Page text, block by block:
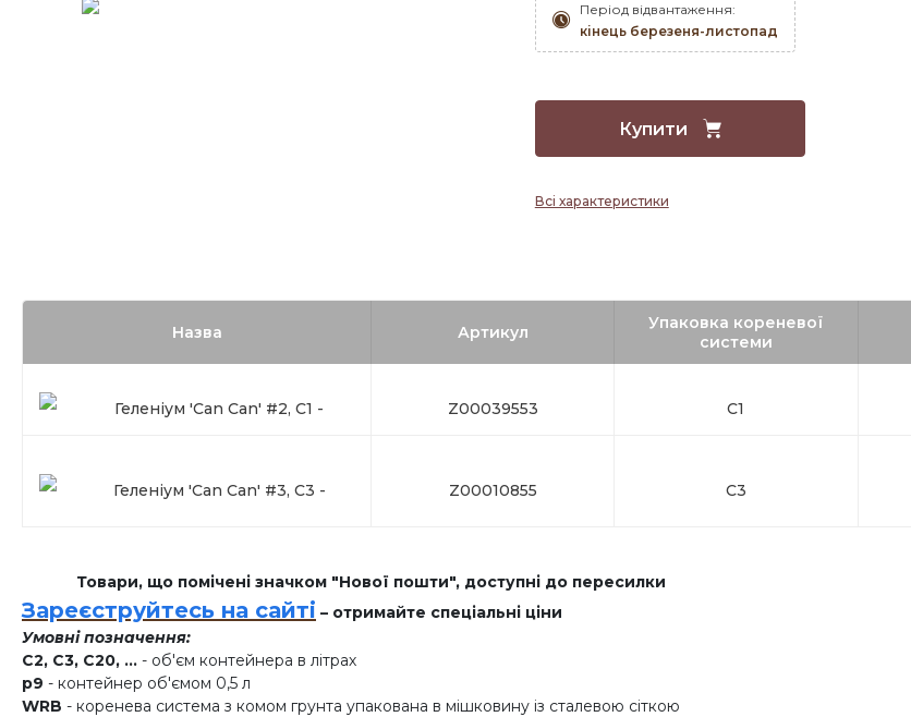
Період відвантаження:
кінець березеня-листопад
Купити
Всі характеристики
Назва Артикул
Упаковка кореневої
системи
Геленіум 'Can Can' #2, C1 - Z00039553 C1
Геленіум 'Can Can' #3, C3 - Z00010855 C3
Товари, що помічені значком "Нової пошти", доступні до пересилки
Зареєструйтесь на сайті – отримайте спеціальні ціни
Умовні позначення:
C2, C3, C20, ... - об'єм контейнера в літрах
p9 - контейнер об'ємом 0,5 л
WRB - коренева система з комом грунта упакована в мішковину із сталевою сіткою